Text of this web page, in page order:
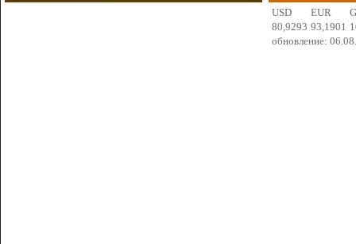
USD EUR
80,9293 93,1901
обновление: